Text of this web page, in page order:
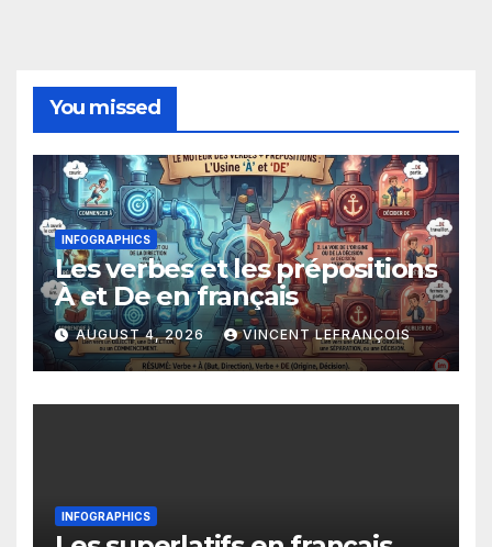
You missed
INFOGRAPHICS
Les verbes et les prépositions
À et De en français
AUGUST 4, 2026 VINCENT LEFRANÇOIS
INFOGRAPHICS